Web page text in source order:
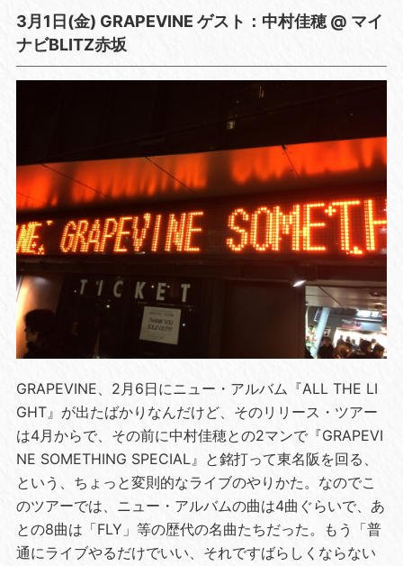
3月1日(金) GRAPEVINE ゲスト：中村佳穂 @ マイ
ナビBLITZ赤坂
GRAPEVINE、2月6日にニュー・アルバム『ALL THE LI
GHT』が出たばかりなんだけど、そのリリース・ツアー
は4月からで、その前に中村佳穂との2マンで『GRAPEVI
NE SOMETHING SPECIAL』と銘打って東名阪を回る、
という、ちょっと変則的なライブのやりかた。なのでこ
のツアーでは、ニュー・アルバムの曲は4曲ぐらいで、あ
との8曲は「FLY」等の歴代の名曲たちだった。もう「普
通にライブやるだけでいい、それですばらしくならない